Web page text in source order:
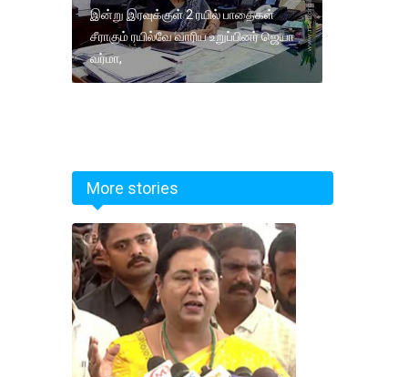
இன்று இரவுக்குள் 2 ரயில் பாதைகள்
சீராகும் ரயில்வே வாரிய உறுப்பினர் ஜெயா
வர்மா,
More stories